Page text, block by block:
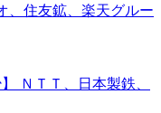
、住友鉱、楽天グルー
ＮＴＴ、日本製鉄、